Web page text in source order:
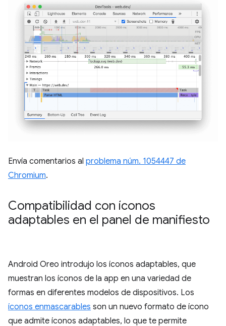
Envía comentarios al problema núm. 1054447 de
Chromium.
Compatibilidad con íconos
adaptables en el panel de manifiesto
Android Oreo introdujo los íconos adaptables, que
muestran los íconos de la app en una variedad de
formas en diferentes modelos de dispositivos. Los
íconos enmascarables son un nuevo formato de ícono
que admite íconos adaptables, lo que te permite